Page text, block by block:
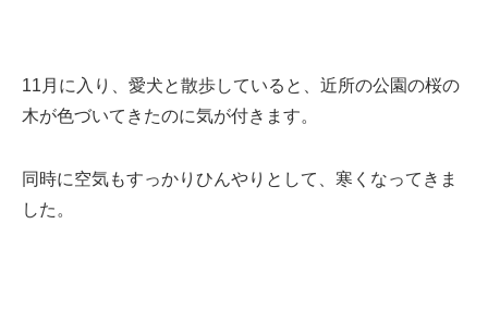
11月に入り、愛犬と散歩していると、近所の公園の桜の
木が色づいてきたのに気が付きます。
同時に空気もすっかりひんやりとして、寒くなってきま
した。